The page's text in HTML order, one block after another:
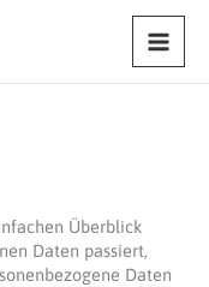
Main
Überblick
Daten passiert,
Daten